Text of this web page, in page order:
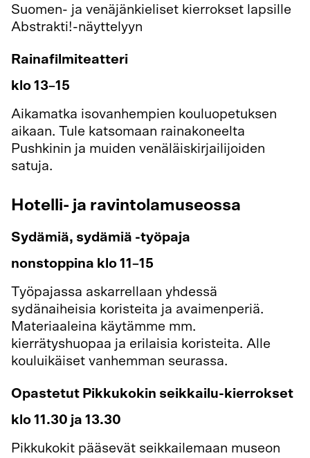
Suomen- ja venäjänkieliset kierrokset lapsille
Abstrakti!-näyttelyyn
Rainafilmiteatteri
klo 13–15
Aikamatka isovanhempien kouluopetuksen
aikaan. Tule katsomaan rainakoneelta
Pushkinin ja muiden venäläiskirjailijoiden
satuja.
Hotelli- ja ravintolamuseossa
Sydämiä, sydämiä -työpaja
nonstoppina klo 11–15
Työpajassa askarrellaan yhdessä
sydänaiheisia koristeita ja avaimenperiä.
Materiaaleina käytämme mm.
kierrätyshuopaa ja erilaisia koristeita. Alle
kouluikäiset vanhemman seurassa.
Opastetut Pikkukokin seikkailu-kierrokset
klo 11.30 ja 13.30
Pikkukokit pääsevät seikkailemaan museon